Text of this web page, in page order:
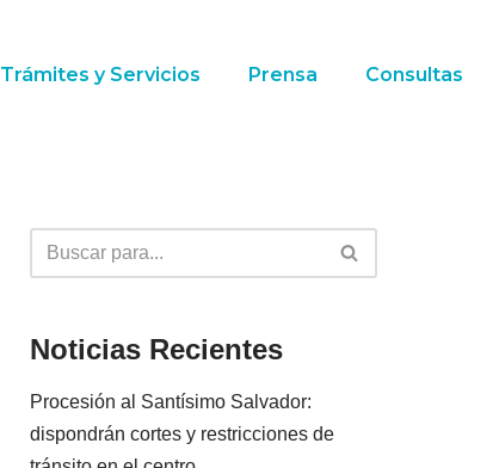
Trámites y Servicios Prensa Consultas
Noticias Recientes
Procesión al Santísimo Salvador:
dispondrán cortes y restricciones de